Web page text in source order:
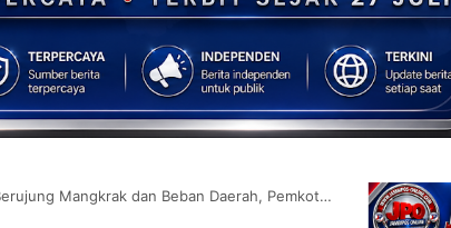
Beban Daerah, Pemkot Jambi Siap Kuasai Lagi Jambi City Center